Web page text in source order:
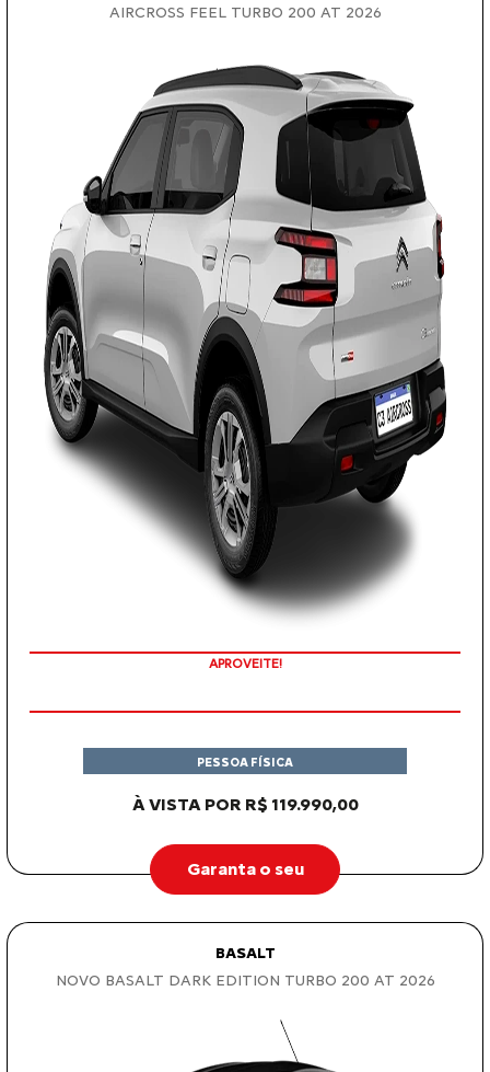
AIRCROSS FEEL TURBO 200 AT 2026
APROVEITE!
À VISTA POR R$ 119.990,00
PESSOA FÍSICA
Garanta o seu
BASALT
NOVO BASALT DARK EDITION TURBO 200 AT 2026